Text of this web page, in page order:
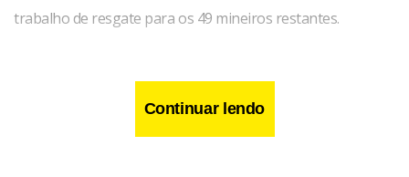
trabalho de resgate para os 49 mineiros restantes.
Continuar lendo